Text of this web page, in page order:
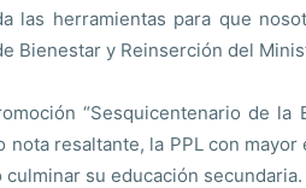
las herramientas para que
Bienestar y Reinserción del
“Sesquicentenario de la
nota resaltante, la PPL con
su educación secundaria.